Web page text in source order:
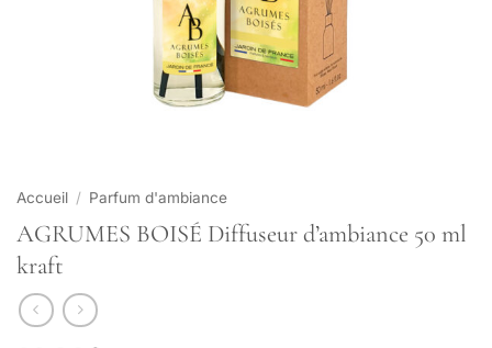
Accueil / Parfum d'ambiance
AGRUMES BOISÉ Diffuseur d’ambiance 50 ml
kraft